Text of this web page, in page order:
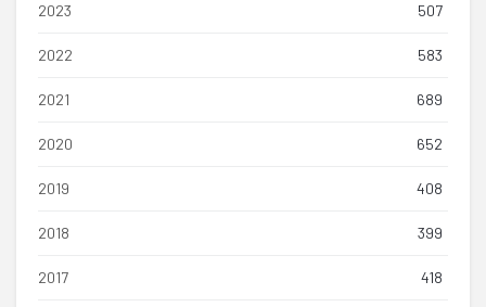
2023 507
2022 583
2021 689
2020 652
2019 408
2018 399
2017 418